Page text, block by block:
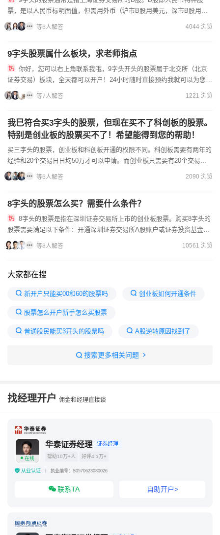
票，是以人民币标明面值，但需用外币（沪市B股用美元，深市B股用港
币）进行认购和交易的股票，主要面向境外投资者。境内个人若持有...
等6人解答 4044 浏览
9字头股票属什么板块，求老师指点
证券交易）板块，全天都可以开户！24小时随时直接预约我就可以为您降
低！
等7人解答 1221 浏览
我巳符合买3字头的股票，但现在买不了科创板的股票。
特别是创业板的股票买不了！希望能得到您的帮助！
买三字头的股票，创业板和科创板开通的权限不同。科创板需要有两年的
经验和20个交易日日均50万才可以申请。而创业板只需要有20个交易
日，日均10万就可以申请。联系我开通权限，我司各项费用...
等6人解答 2090 浏览
8字头的股票怎么买？需要什么条件？
股票需要满足以下条件：开通深圳证券交易所A股账户或证券投资基金账
户；账户资产不低于人民币50万元；通过风险评估，具备相应的...
等8人解答 10561 浏览
大家都在搜
新开户只能买00和60的股票吗 创业板如何开通条件
股票怎么开户新手怎么买股票
普通股民能买3开头的股票吗 A股逆转原因找到了
A股仍有再创新高可能 新股被套硬扛10天亏5.2万
搜索更多相关问题
找经理开户 佣金和经理直接谈
在线
华泰证券经理 证券经理
帮助10万+人 好评4.1万+
从业认证 执业编号：S0570623080026
联系TA 自助开户>